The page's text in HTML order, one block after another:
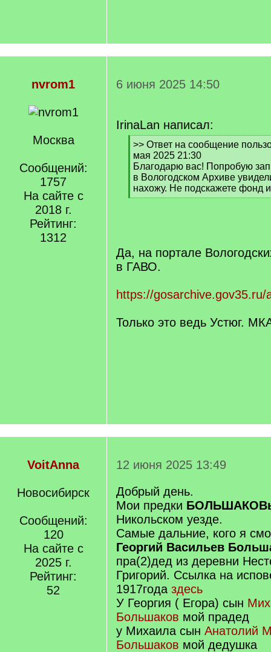
nvrom1
Москва
Сообщений:
1757
На сайте с
2018 г.
Рейтинг:
1312
6 июня 2025 14:50
IrinaLan написал:
[
q
]
>> Ответ на сообщение
мая 2025 21:30
Благодарю вас! Попробую
в Вологодском Архиве
нахожу. Не подскажете фонд
[
Да, на портале
в ГАВО.
https://
Только это ведь Устюг.
VoitAnna
Новосибирск
Сообщений:
120
На сайте с
2025 г.
Рейтинг:
52
12 июня 2025 13:49
Добрый день.
Мои предки
Никольском уезде.
Самые дальние, кого я
Георгий Васильев
пра(2)дед из деревни
Григорий. Ссылка на
1917года здесь
У Георгия ( Егора) сын
Большаков мой прадед
у Михаила сын Анатолий
Большаков мой дедушка